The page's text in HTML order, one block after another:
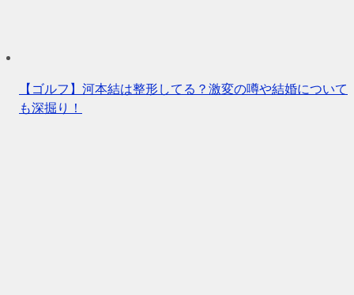
【ゴルフ】河本結は整形してる？激変の噂や結婚について
も深掘り！